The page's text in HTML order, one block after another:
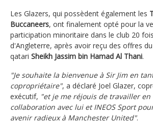
Les Glazers, qui possèdent également les
Buccaneers, ont finalement opté pour la
participation minoritaire dans le club 20
d'Angleterre, après avoir reçu des offres
qatari Sheikh Jassim bin Hamad Al Thani.
"Je souhaite la bienvenue à Sir Jim en
copropriétaire", a déclaré Joel Glazer,
exécutif, "et je me réjouis de travailler
collaboration avec lui et INEOS Sport
avenir radieux à Manchester United".